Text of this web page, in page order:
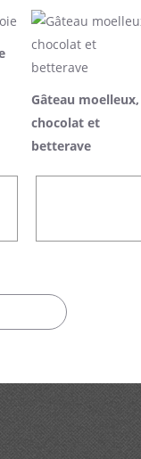
Gâteau moelleux,
chocolat et
betterave